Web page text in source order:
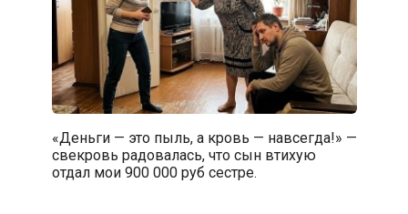
«Деньги — это пыль, а кровь — навсегда!» —
свекровь радовалась, что сын втихую
отдал мои 900 000 руб сестре.